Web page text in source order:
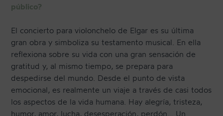
público?
El concierto para violonchelo de Elgar es su última
gran obra y simboliza su testamento musical. En ella
reflexiona sobre su vida con una gran sensación de
gratitud y, al mismo tiempo, se prepara para
despedirse del mundo. Desde el punto de vista
emocional, es realmente un viaje a través de casi todos
los aspectos de la vida humana. Hay alegría, tristeza,
humor, amor, lucha, desesperación, perdón… Un